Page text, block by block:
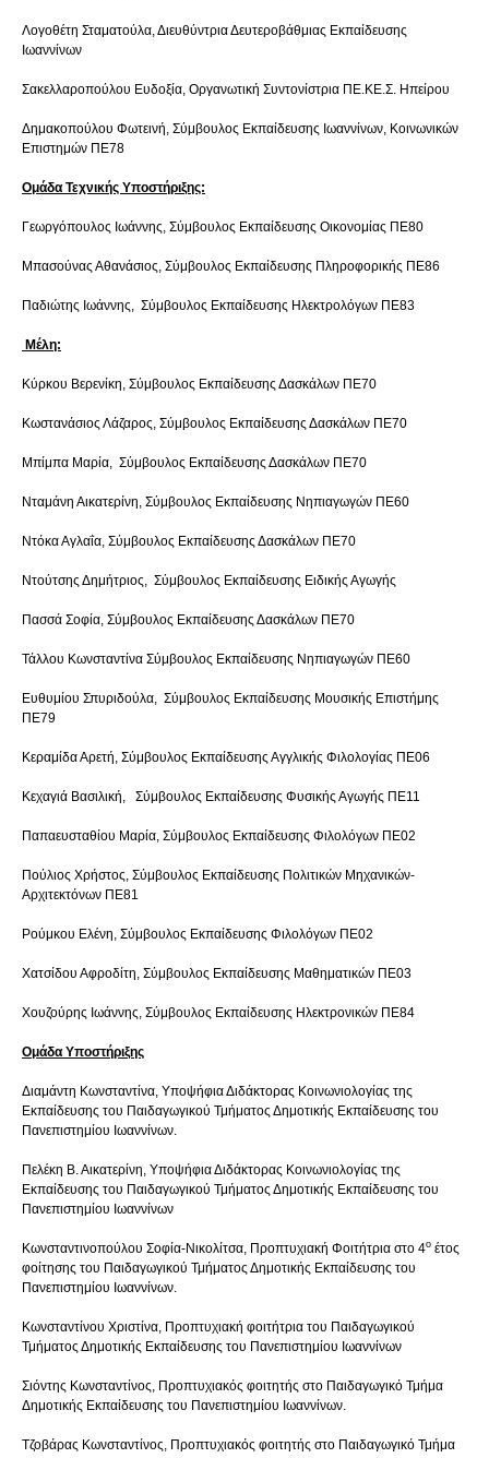
Λογοθέτη Σταματούλα, Διευθύντρια Δευτεροβάθμιας Εκπαίδευσης
Ιωαννίνων
Σακελλαροπούλου Ευδοξία, Οργανωτική Συντονίστρια ΠΕ.ΚΕ.Σ. Ηπείρου
Δημακοπούλου Φωτεινή, Σύμβουλος Εκπαίδευσης Ιωαννίνων, Κοινωνικών
Επιστημών ΠΕ78
Ομάδα Τεχνικής Υποστήριξης:
Γεωργόπουλος Ιωάννης, Σύμβουλος Εκπαίδευσης Οικονομίας ΠΕ80
Μπασούνας Αθανάσιος, Σύμβουλος Εκπαίδευσης Πληροφορικής ΠΕ86
Παδιώτης Ιωάννης, Σύμβουλος Εκπαίδευσης Ηλεκτρολόγων ΠΕ83
Μέλη:
Κύρκου Βερενίκη, Σύμβουλος Εκπαίδευσης Δασκάλων ΠΕ70
Κωστανάσιος Λάζαρος, Σύμβουλος Εκπαίδευσης Δασκάλων ΠΕ70
Μπίμπα Μαρία, Σύμβουλος Εκπαίδευσης Δασκάλων ΠΕ70
Νταμάνη Αικατερίνη, Σύμβουλος Εκπαίδευσης Νηπιαγωγών ΠΕ60
Ντόκα Αγλαΐα, Σύμβουλος Εκπαίδευσης Δασκάλων ΠΕ70
Ντούτσης Δημήτριος, Σύμβουλος Εκπαίδευσης Ειδικής Αγωγής
Πασσά Σοφία, Σύμβουλος Εκπαίδευσης Δασκάλων ΠΕ70
Τάλλου Κωνσταντίνα Σύμβουλος Εκπαίδευσης Νηπιαγωγών ΠΕ60
Ευθυμίου Σπυριδούλα, Σύμβουλος Εκπαίδευσης Μουσικής Επιστήμης
ΠΕ79
Κεραμίδα Αρετή, Σύμβουλος Εκπαίδευσης Αγγλικής Φιλολογίας ΠΕ06
Κεχαγιά Βασιλική, Σύμβουλος Εκπαίδευσης Φυσικής Αγωγής ΠΕ11
Παπαευσταθίου Μαρία, Σύμβουλος Εκπαίδευσης Φιλολόγων ΠΕ02
Πούλιος Χρήστος, Σύμβουλος Εκπαίδευσης Πολιτικών Μηχανικών-
Αρχιτεκτόνων ΠΕ81
Ρούμκου Ελένη, Σύμβουλος Εκπαίδευσης Φιλολόγων ΠΕ02
Χατσίδου Αφροδίτη, Σύμβουλος Εκπαίδευσης Μαθηματικών ΠΕ03
Χουζούρης Ιωάννης, Σύμβουλος Εκπαίδευσης Ηλεκτρονικών ΠΕ84
Ομάδα Υποστήριξης
Διαμάντη Κωνσταντίνα, Υποψήφια Διδάκτορας Κοινωνιολογίας της
Εκπαίδευσης του Παιδαγωγικού Τμήματος Δημοτικής Εκπαίδευσης του
Πανεπιστημίου Ιωαννίνων.
Πελέκη Β. Αικατερίνη, Υποψήφια Διδάκτορας Κοινωνιολογίας της
Εκπαίδευσης του Παιδαγωγικού Τμήματος Δημοτικής Εκπαίδευσης του
Πανεπιστημίου Ιωαννίνων
Κωνσταντινοπούλου Σοφία-Νικολίτσα, Προπτυχιακή Φοιτήτρια στο 4ο έτος
φοίτησης του Παιδαγωγικού Τμήματος Δημοτικής Εκπαίδευσης του
Πανεπιστημίου Ιωαννίνων.
Κωνσταντίνου Χριστίνα, Προπτυχιακή φοιτήτρια του Παιδαγωγικού
Τμήματος Δημοτικής Εκπαίδευσης του Πανεπιστημίου Ιωαννίνων
Σιόντης Κωνσταντίνος, Προπτυχιακός φοιτητής στο Παιδαγωγικό Τμήμα
Δημοτικής Εκπαίδευσης του Πανεπιστημίου Ιωαννίνων.
Τζοβάρας Κωνσταντίνος, Προπτυχιακός φοιτητής στο Παιδαγωγικό Τμήμα